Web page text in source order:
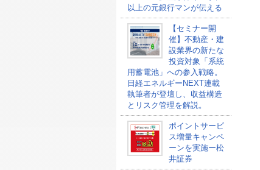
以上の元銀行マンが伝える
【セミナー開
催】不動産・建
設業界の新たな
投資対象「系統
用蓄電池」への参入戦略。
日経エネルギーNEXT連載
執筆者が登壇し、収益構造
とリスク管理を解説。
ポイントサービ
ス増量キャンペ
ーンを実施ー松
井証券